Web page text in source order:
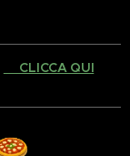
👉🏻CLICCA QUI